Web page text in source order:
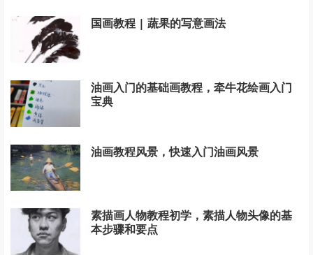
国画教程 | 蔬果的写意画法
油画入门的基础画教程，牵牛花绘画入门
宝典
油画教程风景，快速入门油画风景
素描画人物教程初学，素描人物头像的基
本步骤和要点